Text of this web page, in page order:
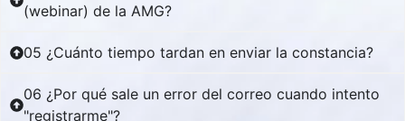
(webinar) de la AMG?
05 ¿Cuánto tiempo tardan en enviar la constancia?
06 ¿Por qué sale un error del correo cuando intento
"registrarme"?